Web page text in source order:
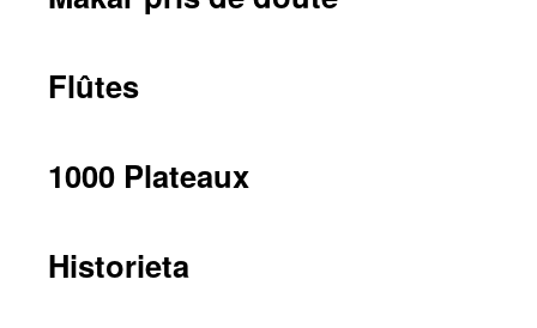
Flûtes
1000 Plateaux
Historieta